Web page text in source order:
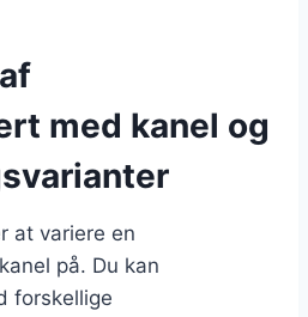
med kanel og
at variere en
på. Du kan
forskellige